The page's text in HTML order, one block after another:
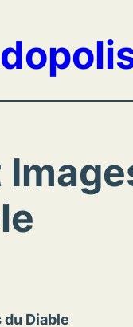
du Diable